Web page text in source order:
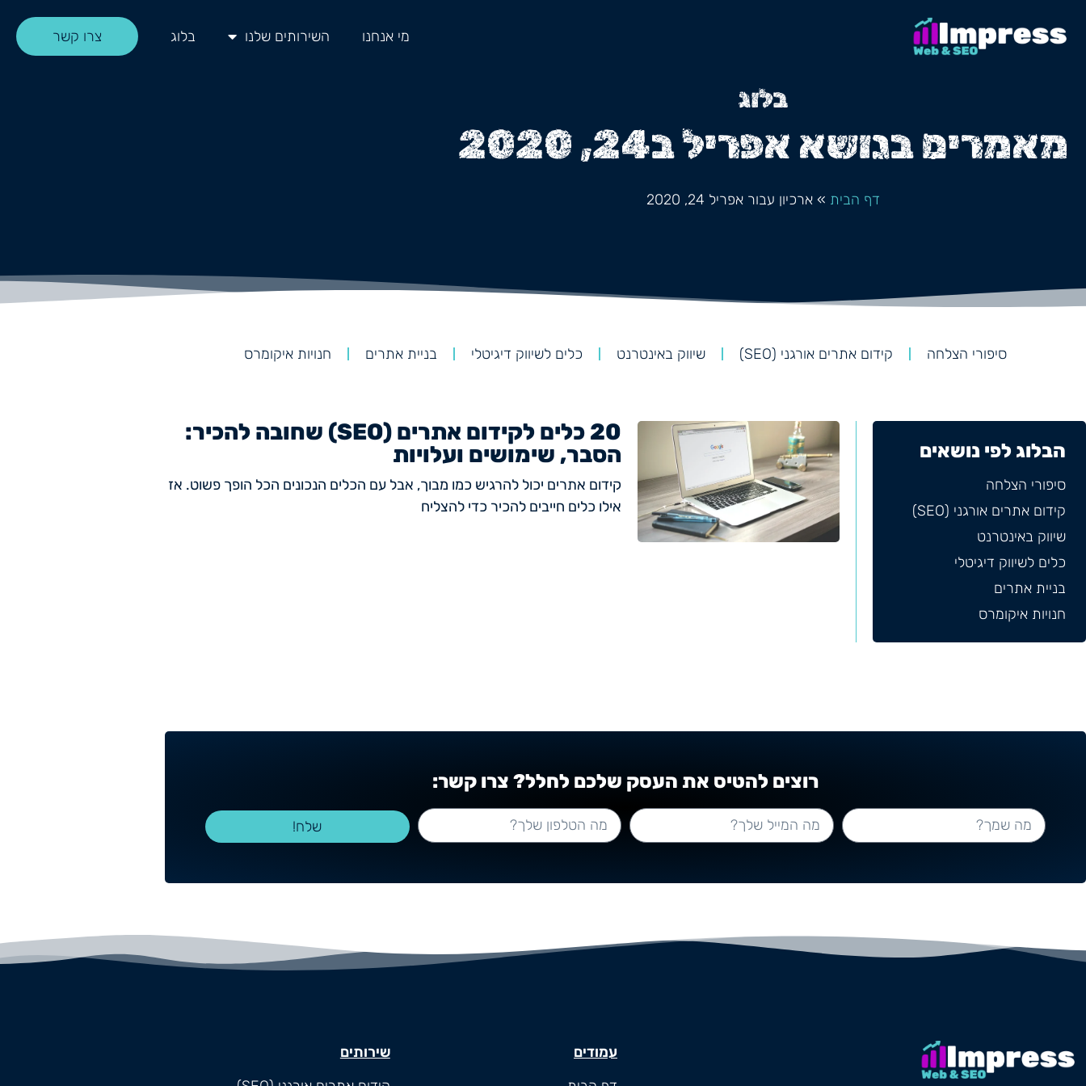
מי אנחנו השירותים שלנו בלוג צרו קשר
בלוג
מאמרים בנושא אפריל ב24, 2020
דף הבית »ארכיון עבור אפריל 24, 2020
סיפורי הצלחה קידום אתרים אורגני (SEO) שיווק באינטרנט כלים לשיווק דיגיטלי בניית אתרים חנויות איקומרס
הבלוג לפי נושאים
סיפורי הצלחה
קידום אתרים אורגני (SEO)
שיווק באינטרנט
כלים לשיווק דיגיטלי
בניית אתרים
חנויות איקומרס
20 כלים לקידום אתרים (SEO) שחובה להכיר:
הסבר, שימושים ועלויות
קידום אתרים יכול להרגיש כמו מבוך, אבל עם הכלים הנכונים הכל הופך פשוט. אז
אילו כלים חייבים להכיר כדי להצליח
רוצים להטיס את העסק שלכם לחלל? צרו קשר:
שלח!
עמודים
שירותים